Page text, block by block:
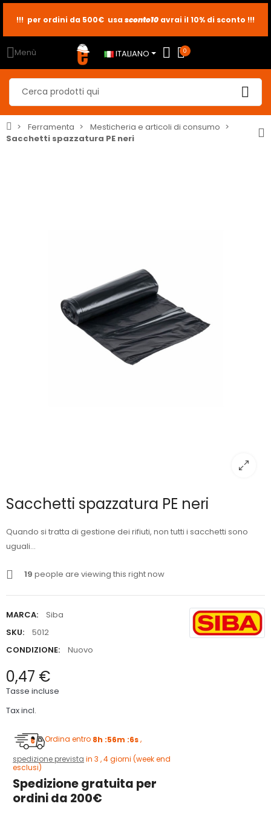
sconto2
sconto5
!!! per ordini da 500€ usa sconto10 avrai il 10% di sconto !!!
Menù ITALIANO 0
Ferramenta
Mesticheria e articoli di consumo
Sacchetti spazzatura PE neri
Sacchetti spazzatura PE neri
Quando si tratta di gestione dei rifiuti, non tutti i sacchetti sono
uguali...
19 people are viewing this right now
MARCA:
Siba
SKU:
5012
CONDIZIONE:
Nuovo
0,47 €
Tasse incluse
Tax incl.
Ordina entro 8h :56m :5s,
spedizione prevista in 3 , 4 giorni (week end
esclusi)
Spedizione gratuita per
ordini da 200€